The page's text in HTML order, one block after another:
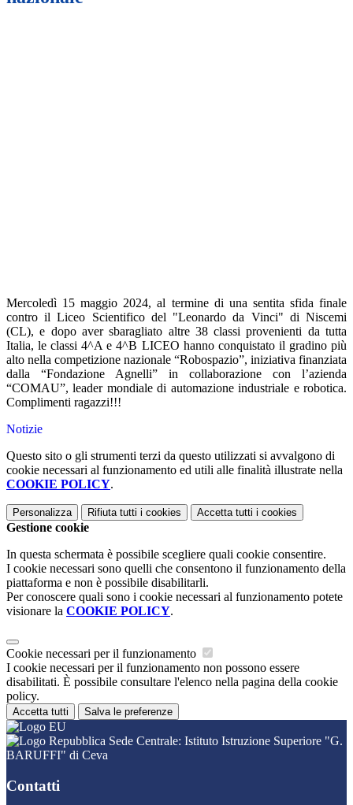
Mercoledì 15 maggio 2024, al termine di una sentita sfida finale
contro il Liceo Scientifico del "Leonardo da Vinci" di Niscemi
(CL), e dopo aver sbaragliato altre 38 classi provenienti da tutta
Italia, le classi 4^A e 4^B LICEO hanno conquistato il gradino più
alto nella competizione nazionale “Robospazio”, iniziativa finanziata
dalla “Fondazione Agnelli” in collaborazione con l’azienda
“COMAU”, leader mondiale di automazione industriale e robotica.
Complimenti ragazzi!!!
Notizie
Questo sito o gli strumenti terzi da questo utilizzati si avvalgono di
cookie necessari al funzionamento ed utili alle finalità illustrate nella
COOKIE POLICY.
Personalizza Rifiuta tutti i cookies Accetta tutti i cookies
Gestione cookie
In questa schermata è possibile scegliere quali cookie consentire.
I cookie necessari sono quelli che consentono il funzionamento della
piattaforma e non è possibile disabilitarli.
Per conoscere quali sono i cookie necessari al funzionamento potete
visionare la COOKIE POLICY.
Cookie necessari per il funzionamento
I cookie necessari per il funzionamento non possono essere
disabilitati. È possibile consultare l'elenco nella pagina della cookie
policy.
Accetta tutti Salva le preferenze
Sede Centrale: Istituto Istruzione Superiore "G.
BARUFFI" di Ceva
Contatti